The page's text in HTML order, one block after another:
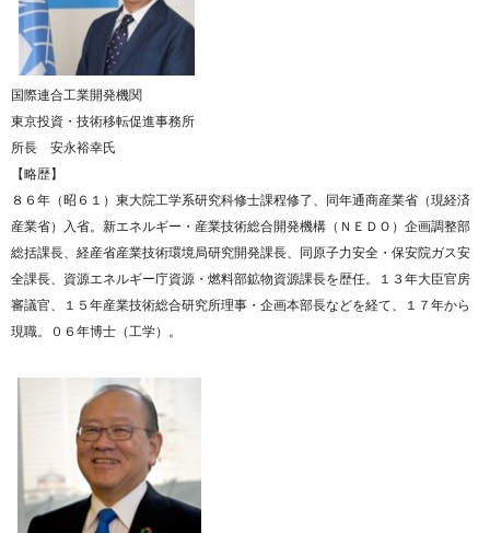
国際連合工業開発機関
東京投資・技術移転促進事務所
所長 安永裕幸氏
【略歴】
８６年（昭６１）東大院工学系研究科修士課程修了、同年通商産業省（現経済
産業省）入省。新エネルギー・産業技術総合開発機構（ＮＥＤＯ）企画調整部
総括課長、経産省産業技術環境局研究開発課長、同原子力安全・保安院ガス安
全課長、資源エネルギー庁資源・燃料部鉱物資源課長を歴任。１３年大臣官房
審議官、１５年産業技術総合研究所理事・企画本部長などを経て、１７年から
現職。０６年博士（工学）。